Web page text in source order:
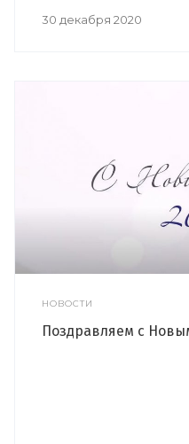
30 декабря 2020
НОВОСТИ
Поздравляем с